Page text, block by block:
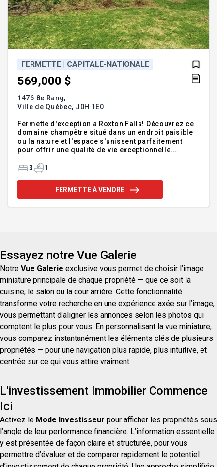
FERMETTE | CAPITALE-NATIONALE
569,000 $
1476 8e Rang,
Ville de Québec, J0H 1E0
Fermette d'exception a Roxton Falls! Découvrez ce
domaine champêtre situé dans un endroit paisible
ou la nature et l'espace s'unissent parfaitement
pour offrir une qualité de vie exceptionnelle.
chemin privé, cette propriété offre intimité, nature
style farmhouse intemporel par son revêtement
blanc, toiture de tôle noire et lucarnes, propose une
3 1
FERMETTE À VENDRE
Essayez notre Vue Galerie
Notre Vue Galerie exclusive vous permet de choisir l’image
miniature principale de chaque propriété — que ce soit la
cuisine, le salon ou la cour arrière. Cette fonctionnalité
transforme votre recherche en une expérience axée sur l’image,
vous permettant d’aligner les annonces selon les photos qui
comptent le plus pour vous. En personnalisant la vue miniature,
vous comparez instantanément les éléments clés de plusieurs
propriétés — pour une navigation plus rapide, plus intuitive, et
centrée sur ce qui vous attire vraiment.
L'investissement Immobilier Commence
Ici
Activez le Mode Investisseur pour afficher les propriétés sous
l’angle de leur performance financière. L’information essentielle
y est présentée de façon claire et structurée, pour vous
permettre d’évaluer et de comparer rapidement le potentiel